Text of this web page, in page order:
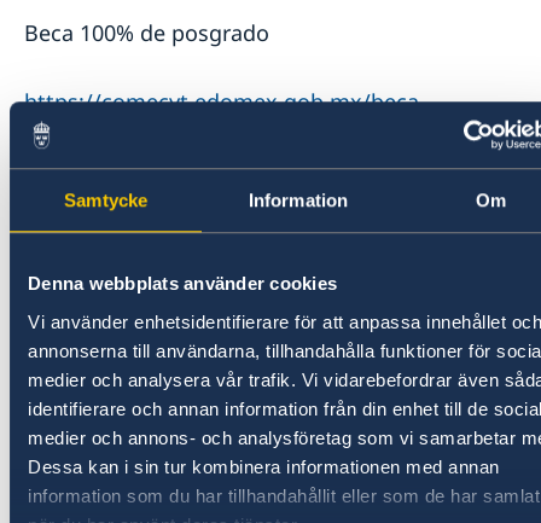
Samtycke Information Om
Denna webbplats använder cookies
Vi använder enhetsidentifierare för att anpassa innehållet och
annonserna till användarna, tillhandahålla funktioner för
medier och analysera vår trafik. Vi vidarebefordrar även
identifierare och annan information från din enhet till de
medier och annons- och analysföretag som vi samarbetar
Dessa kan i sin tur kombinera informationen med annan
information som du har tillhandahållit eller som de har
Beca 100% de posgrado
https://comecyt.edomex.gob.mx/beca-
internacional-edomex
Wennergren y Marie Curie
Becas para investigadores
https://marie-sklodowska-curie-
actions.ec.europa.eu/actions/postdoctoral-
fellowships
https://www.swgc.org/en/welcome
FIDERH